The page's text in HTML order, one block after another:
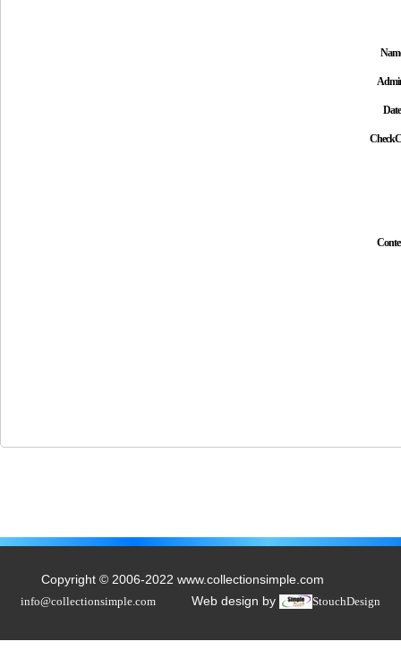
Date
Copyright © 2006-2022 www.collectionsimple.com
info@collectionsimple.com Web design by StouchDesign